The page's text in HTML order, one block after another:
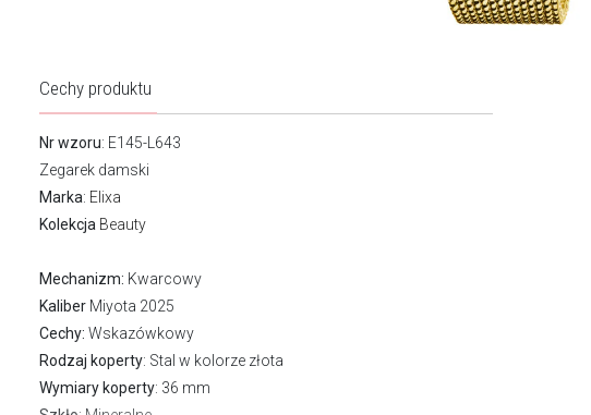
Cechy produktu
Nr wzoru: E145-L643
Zegarek damski
Marka: Elixa
Kolekcja Beauty
Mechanizm: Kwarcowy
Kaliber Miyota 2025
Cechy: Wskazówkowy
Rodzaj koperty: Stal w kolorze złota
Wymiary koperty: 36 mm